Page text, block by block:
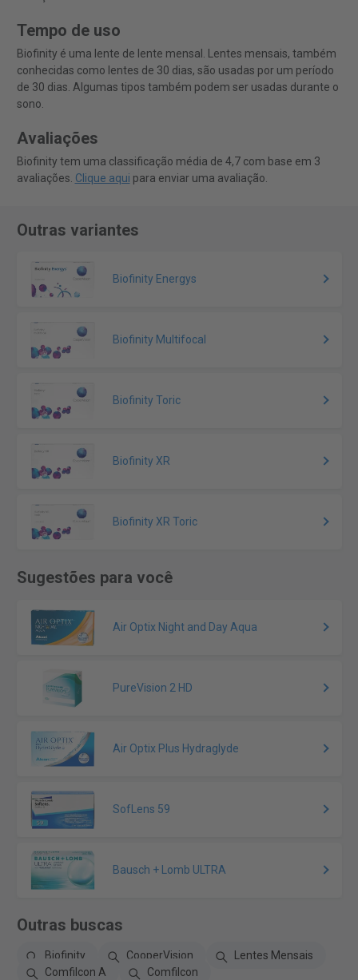
Tempo de uso
Biofinity é uma lente de lente mensal. Lentes mensais, também
conhecidas como lentes de 30 dias, são usadas por um período
de 30 dias. Algumas tipos também podem ser usadas durante o
sono.
Avaliações
Biofinity tem uma classificação média de 4,7 com base em 3
avaliações. Clique aqui para enviar uma avaliação.
Outras variantes
Biofinity Energys
Biofinity Multifocal
Biofinity Toric
Biofinity XR
Biofinity XR Toric
Sugestões para você
Air Optix Night and Day Aqua
PureVision 2 HD
Air Optix Plus Hydraglyde
SofLens 59
Bausch + Lomb ULTRA
Outras buscas
Biofinity CooperVision
Lentes Mensais
Comfilcon A
Comfilcon